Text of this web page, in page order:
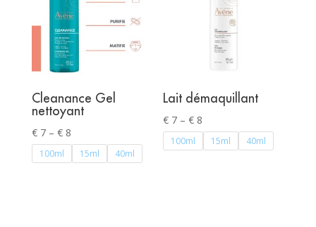
Cleanance Gel
nettoyant
€7 – €8Price
range:
100ml 15ml 40ml
Lait démaquillant
€ 7 – € 8
range:
100ml 15ml 40ml